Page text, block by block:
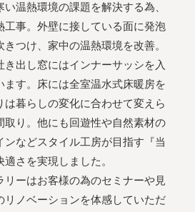
温熱環境の課題を解決する為、
工事。外壁に接している面に発泡
つけ、家中の温熱環境を改善。
出し窓にはインナーサッシを入
ます。床には全室温水式床暖房を
は暮らしの変化に合わせて変えら
取り。他にも回遊性や自然素材の
ンなどスタイル工房が目指す『当
さを実現しました。
リーはお客様の為のセミナーや見
リノベーションを体感していただ